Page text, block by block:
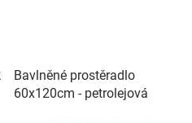
Bavlněné prostěradlo
60x120cm - petrolejová